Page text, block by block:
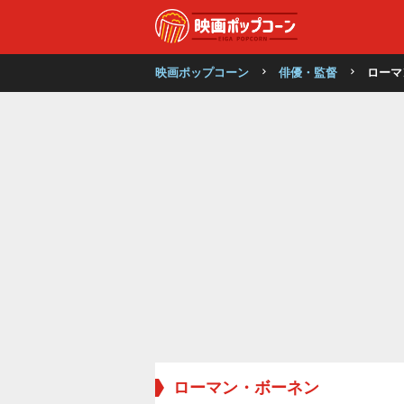
映画ポップコーン 俳優・監督 ロー
ローマン・ボーネン